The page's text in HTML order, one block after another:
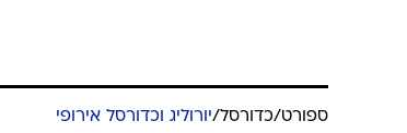
ספורט/כדורסל/יורוליג וכדורסל אירופי